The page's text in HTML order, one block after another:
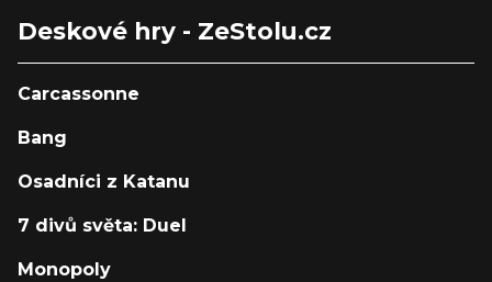
Deskové hry - ZeStolu.cz
Carcassonne
Bang
Osadníci z Katanu
7 divů světa: Duel
Monopoly